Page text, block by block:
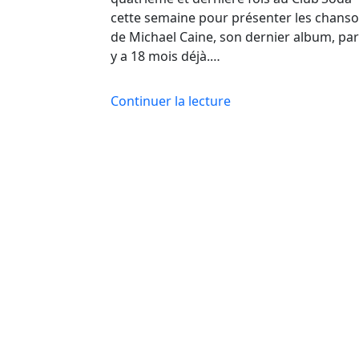
cette semaine pour présenter les
de Michael Caine, son dernier album,
y a 18 mois déjà.…
Continuer la lecture